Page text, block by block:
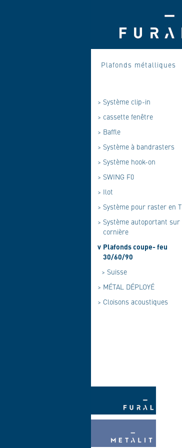
Plafonds métalliques
> Système clip-in
> cassette fenêtre
> Baffle
> Système à bandrasters
> Système hook-on
> SWING F0
> Ilot
> Système pour raster en T
> Système autoportant sur
cornière
v Plafonds coupe- feu
30/60/90
> Suisse
> MÉTAL DÉPLOYÉ
> Cloisons acoustiques